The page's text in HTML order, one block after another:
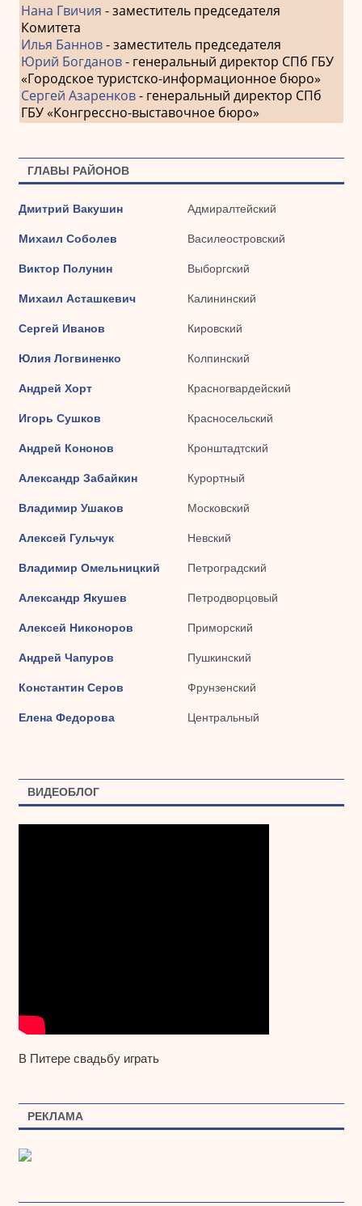
Нана Гвичия - заместитель председателя
Комитета
Илья Баннов- заместитель председателя
Юрий Богданов- генеральный директор СПб ГБУ
«Городское туристско-информационное бюро»
Сергей Азаренков- генеральный директор СПб
ГБУ «Конгрессно-выставочное бюро»
ГЛАВЫ РАЙОНОВ
Дмитрий Вакушин Адмиралтейский
Михаил Соболев Василеостровский
Виктор Полунин Выборгский
Михаил Асташкевич Калининский
Сергей Иванов Кировский
Юлия Логвиненко Колпинский
Андрей Хорт Красногвардейский
Игорь Сушков Красносельский
Андрей Кононов Кронштадтский
Александр Забайкин Курортный
Владимир Ушаков Московский
Алексей Гульчук Невский
Владимир Омельницкий Петроградский
Александр Якушев Петродворцовый
Алексей Никоноров Приморский
Андрей Чапуров Пушкинский
Константин Серов Фрунзенский
Елена Федорова Центральный
ВИДЕОБЛОГ
В Питере свадьбу играть
РЕКЛАМА